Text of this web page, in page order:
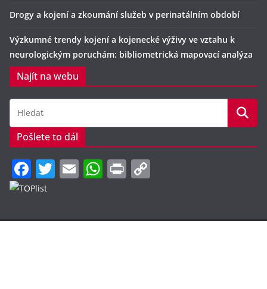
Drogy a kojení a zkoumání služeb v perinatálním období
Výzkumné trendy kojení a kojenecké výživy ve vztahu k
neurologickým poruchám: bibliometrická mapovací analýza
Najít na webu
Pošlete to dál
F
a
e
T
er
E
l
W
s
Pr
y